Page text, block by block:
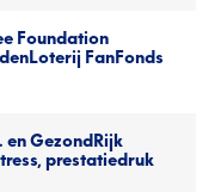
Foundation
FanFonds
en GezondRijk
prestatiedruk